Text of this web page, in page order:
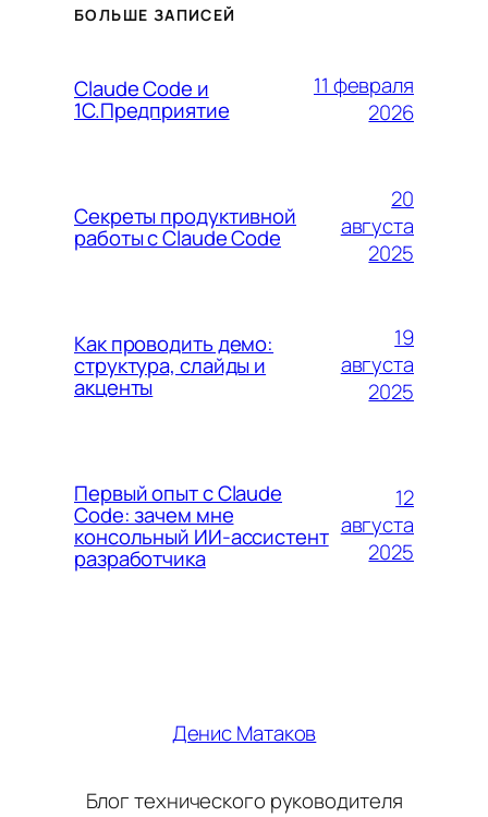
БОЛЬШЕ ЗАПИСЕЙ
Claude Code и
1С.Предприятие
11 февраля
2026
Секреты продуктивной
работы с Claude Code
20
августа
2025
Как проводить демо:
структура, слайды и
акценты
19
августа
2025
Первый опыт с Claude
Code: зачем мне
консольный ИИ-ассистент
разработчика
12
августа
2025
Денис Матаков
Блог технического руководителя